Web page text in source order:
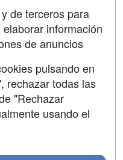
de terceros para
información
de anuncios
pulsando en
rechazar todas las
"Rechazar
usando el